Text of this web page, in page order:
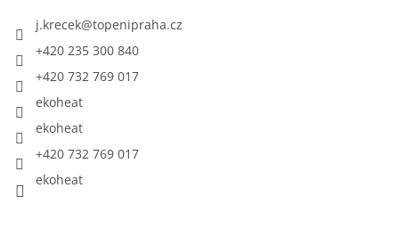
j.krecek@topenipraha.cz
+420 235 300 840
+420 732 769 017
ekoheat
ekoheat
+420 732 769 017
ekoheat